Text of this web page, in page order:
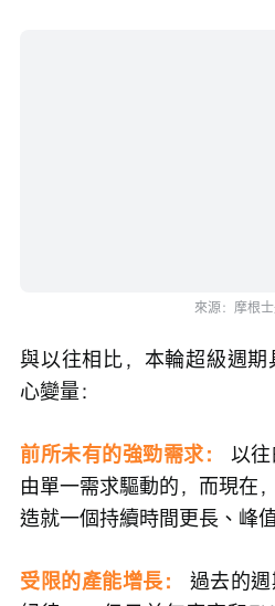
來源：摩根
與以往相比，本輪超級週
心變量：
前所未有的強勁需求：
以
由單一需求驅動的，而現在
造就一個持續時間更長、峰
受限的產能增長：
過去的